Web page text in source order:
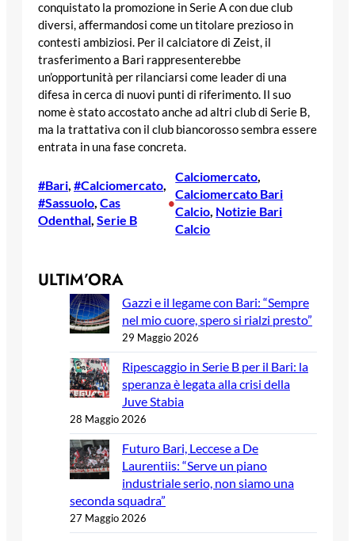
conquistato la promozione in Serie A con due club
diversi, affermandosi come un titolare prezioso in
contesti ambiziosi. Per il calciatore di Zeist, il
trasferimento a Bari rappresenterebbe
un’opportunità per rilanciarsi come leader di una
difesa in cerca di nuovi punti di riferimento. Il suo
nome è stato accostato anche ad altri club di Serie B,
ma la trattativa con il club biancorosso sembra essere
entrata in una fase concreta.
#Bari #Calciomercato
#Sassuolo Cas
Odenthal Serie B
•
Calciomercato
Calciomercato Bari
Calcio Notizie Bari
Calcio
ULTIM’ORA
Gazzi e il legame con Bari: “Sempre
nel mio cuore, spero si rialzi presto”
29 Maggio 2026
Ripescaggio in Serie B per il Bari: la
speranza è legata alla crisi della
Juve Stabia
28 Maggio 2026
Futuro Bari, Leccese a De
Laurentiis: “Serve un piano
industriale serio, non siamo una
seconda squadra”
27 Maggio 2026